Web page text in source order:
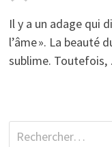
Il y a un adage qui
l’âme ». La beauté
sublime.
Rechercher :